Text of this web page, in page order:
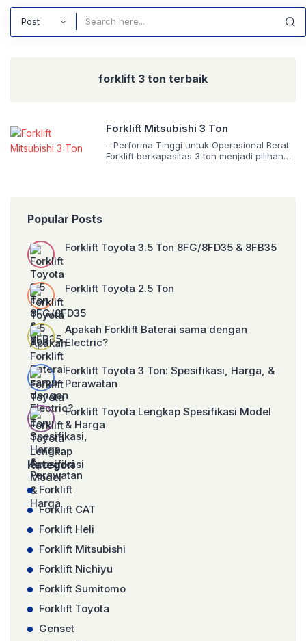
forklift 3 ton terbaik
Forklift Mitsubishi 3 Ton
– Performa Tinggi untuk Operasional Berat
Forklift berkapasitas 3 ton menjadi pilihan
keunggulan berbeda namun sama-sama
dibangun […]
Popular Posts
Forklift Toyota 3.5 Ton 8FG/8FD35 & 8FB35
Forklift Toyota 2.5 Ton
Apakah Forklift Baterai sama dengan
Electric?
Forklift Toyota 3 Ton: Spesifikasi, Harga, &
Perawatan
Forklift Toyota Lengkap Spesifikasi Model
& Harga
Kategori
Forklift
Forklift CAT
Forklift Heli
Forklift Mitsubishi
Forklift Nichiyu
Forklift Sumitomo
Forklift Toyota
Genset